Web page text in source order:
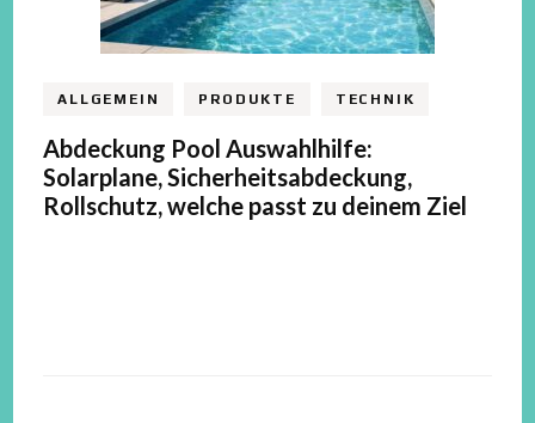
ALLGEMEIN PRODUKTE TECHNIK
Abdeckung Pool Auswahlhilfe:
Solarplane, Sicherheitsabdeckung,
Rollschutz, welche passt zu deinem Ziel